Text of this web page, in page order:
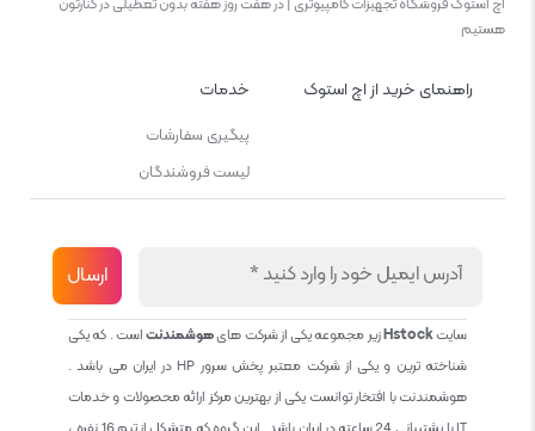
اچ استوک فروشگاه تجهیزات کامپیوتری | در هفت روز هفته بدون تعطیلی در کنارتون
هستیم
راهنمای خرید از اچ استوک خدمات
پیگیری سفارشات
لیست فروشندگان
سایتHstockزیر مجموعه یکی از شرکت هایهوشمندنتاست . که یکی
شناخته ترین و یکی از شرکت معتبر پخش سرور HP در ایران می باشد .
هوشمندنت با افتخار توانست یکی از بهترین مرکز ارائه محصولات و خدمات